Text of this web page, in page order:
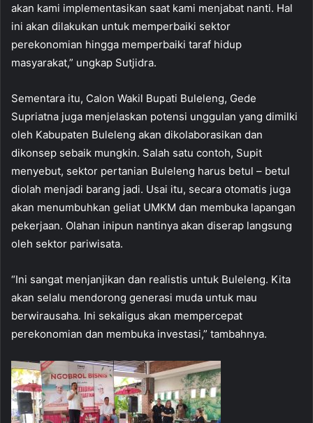
akan kami implementasikan saat kami menjabat nanti. Hal
ini akan dilakukan untuk memperbaiki sektor
perekonomian hingga memperbaiki taraf hidup
masyarakat,” ungkap Sutjidra.
Sementara itu, Calon Wakil Bupati Buleleng, Gede
Supriatna juga menjelaskan potensi unggulan yang dimilki
oleh Kabupaten Buleleng akan dikolaborasikan dan
dikonsep sebaik mungkin. Salah satu contoh, Supit
menyebut, sektor pertanian Buleleng harus betul – betul
diolah menjadi barang jadi. Usai itu, secara otomatis juga
akan menumbuhkan geliat UMKM dan membuka lapangan
pekerjaan. Olahan inipun nantinya akan diserap langsung
oleh sektor pariwisata.
“Ini sangat menjanjikan dan realistis untuk Buleleng. Kita
akan selalu mendorong generasi muda untuk mau
berwirausaha. Ini sekaligus akan mempercepat
perekonomian dan membuka investasi,” tambahnya.